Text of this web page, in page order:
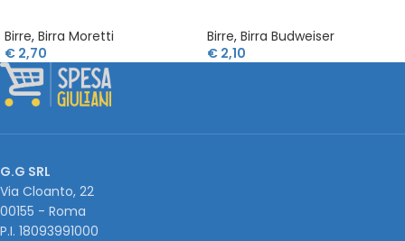
Birre, Birra Moretti
€ 2,70
Birre, Birra Budweiser
€ 2,10
G.G SRL
Via Cloanto, 22
00155 - Roma
P.I. ‭18093991000